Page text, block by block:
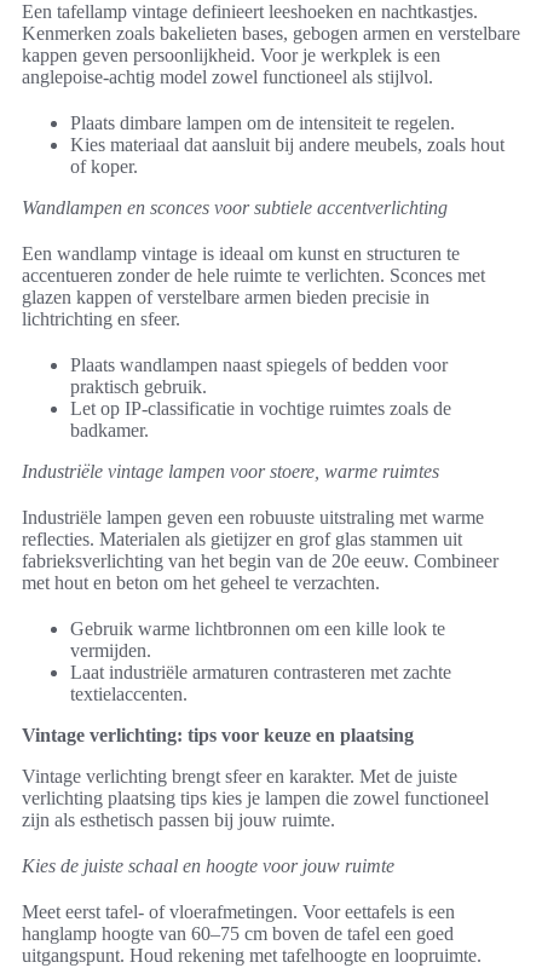
Een tafellamp vintage definieert leeshoeken en nachtkastjes.
Kenmerken zoals bakelieten bases, gebogen armen en verstelbare
kappen geven persoonlijkheid. Voor je werkplek is een
anglepoise-achtig model zowel functioneel als stijlvol.
Plaats dimbare lampen om de intensiteit te regelen.
Kies materiaal dat aansluit bij andere meubels, zoals hout
of koper.
Wandlampen en sconces voor subtiele accentverlichting
Een wandlamp vintage is ideaal om kunst en structuren te
accentueren zonder de hele ruimte te verlichten. Sconces met
glazen kappen of verstelbare armen bieden precisie in
lichtrichting en sfeer.
Plaats wandlampen naast spiegels of bedden voor
praktisch gebruik.
Let op IP-classificatie in vochtige ruimtes zoals de
badkamer.
Industriële vintage lampen voor stoere, warme ruimtes
Industriële lampen geven een robuuste uitstraling met warme
reflecties. Materialen als gietijzer en grof glas stammen uit
fabrieksverlichting van het begin van de 20e eeuw. Combineer
met hout en beton om het geheel te verzachten.
Gebruik warme lichtbronnen om een kille look te
vermijden.
Laat industriële armaturen contrasteren met zachte
textielaccenten.
Vintage verlichting: tips voor keuze en plaatsing
Vintage verlichting brengt sfeer en karakter. Met de juiste
verlichting plaatsing tips kies je lampen die zowel functioneel
zijn als esthetisch passen bij jouw ruimte.
Kies de juiste schaal en hoogte voor jouw ruimte
Meet eerst tafel- of vloerafmetingen. Voor eettafels is een
hanglamp hoogte van 60–75 cm boven de tafel een goed
uitgangspunt. Houd rekening met tafelhoogte en loopruimte.